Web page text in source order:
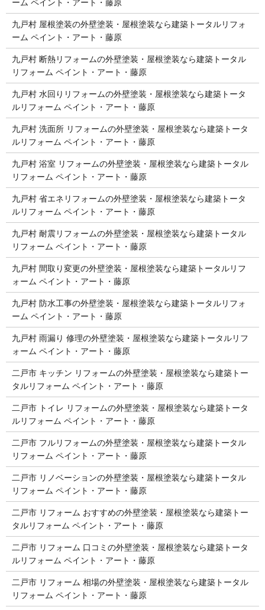
ーム ペイント・アート・藤原
九戸村 屋根塗装の外壁塗装・屋根塗装なら建築トータルリフォ
ーム ペイント・アート・藤原
九戸村 断熱リフォームの外壁塗装・屋根塗装なら建築トータル
リフォーム ペイント・アート・藤原
九戸村 水回りリフォームの外壁塗装・屋根塗装なら建築トータ
ルリフォーム ペイント・アート・藤原
九戸村 洗面所 リフォームの外壁塗装・屋根塗装なら建築トータ
ルリフォーム ペイント・アート・藤原
九戸村 浴室 リフォームの外壁塗装・屋根塗装なら建築トータル
リフォーム ペイント・アート・藤原
九戸村 省エネリフォームの外壁塗装・屋根塗装なら建築トータ
ルリフォーム ペイント・アート・藤原
九戸村 耐震リフォームの外壁塗装・屋根塗装なら建築トータル
リフォーム ペイント・アート・藤原
九戸村 間取り変更の外壁塗装・屋根塗装なら建築トータルリフ
ォーム ペイント・アート・藤原
九戸村 防水工事の外壁塗装・屋根塗装なら建築トータルリフォ
ーム ペイント・アート・藤原
九戸村 雨漏り 修理の外壁塗装・屋根塗装なら建築トータルリフ
ォーム ペイント・アート・藤原
二戸市 キッチン リフォームの外壁塗装・屋根塗装なら建築トー
タルリフォーム ペイント・アート・藤原
二戸市 トイレ リフォームの外壁塗装・屋根塗装なら建築トータ
ルリフォーム ペイント・アート・藤原
二戸市 フルリフォームの外壁塗装・屋根塗装なら建築トータル
リフォーム ペイント・アート・藤原
二戸市 リノベーションの外壁塗装・屋根塗装なら建築トータル
リフォーム ペイント・アート・藤原
二戸市 リフォーム おすすめの外壁塗装・屋根塗装なら建築トー
タルリフォーム ペイント・アート・藤原
二戸市 リフォーム 口コミの外壁塗装・屋根塗装なら建築トータ
ルリフォーム ペイント・アート・藤原
二戸市 リフォーム 相場の外壁塗装・屋根塗装なら建築トータル
リフォーム ペイント・アート・藤原